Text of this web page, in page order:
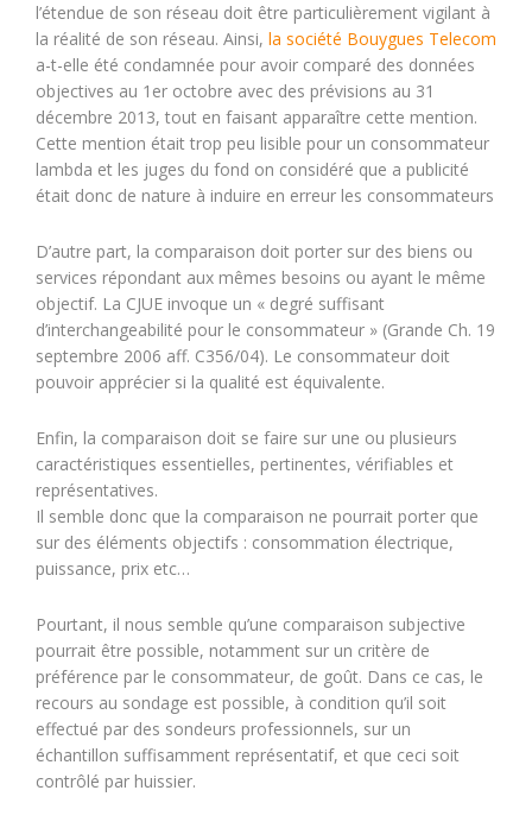
l’étendue de son réseau doit être particulièrement vigilant à
la réalité de son réseau. Ainsi, la société Bouygues Telecom
a-t-elle été condamnée pour avoir comparé des données
objectives au 1er octobre avec des prévisions au 31
décembre 2013, tout en faisant apparaître cette mention.
Cette mention était trop peu lisible pour un consommateur
lambda et les juges du fond on considéré que a publicité
était donc de nature à induire en erreur les consommateurs
D’autre part, la comparaison doit porter sur des biens ou
services répondant aux mêmes besoins ou ayant le même
objectif. La CJUE invoque un « degré suffisant
d’interchangeabilité pour le consommateur » (Grande Ch. 19
septembre 2006 aff. C356/04). Le consommateur doit
pouvoir apprécier si la qualité est équivalente.
Enfin, la comparaison doit se faire sur une ou plusieurs
caractéristiques essentielles, pertinentes, vérifiables et
représentatives.
Il semble donc que la comparaison ne pourrait porter que
sur des éléments objectifs : consommation électrique,
puissance, prix etc…
Pourtant, il nous semble qu’une comparaison subjective
pourrait être possible, notamment sur un critère de
préférence par le consommateur, de goût. Dans ce cas, le
recours au sondage est possible, à condition qu’il soit
effectué par des sondeurs professionnels, sur un
échantillon suffisamment représentatif, et que ceci soit
contrôlé par huissier.